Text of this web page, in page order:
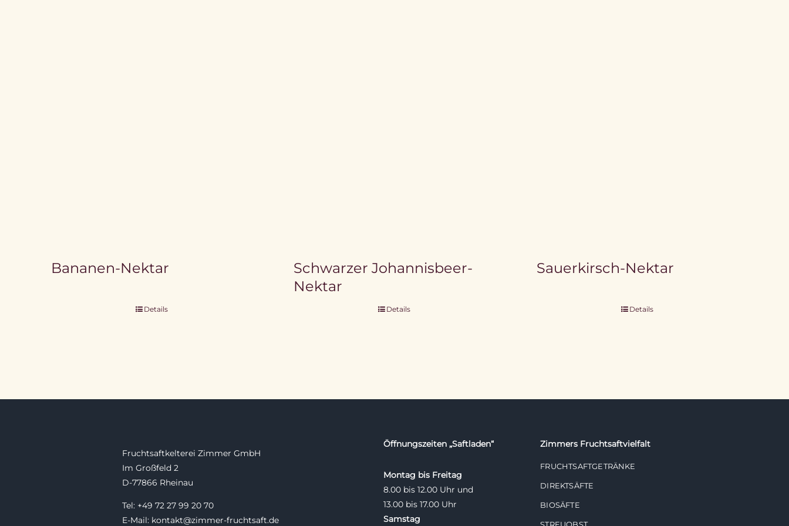
Bananen-Nektar
Details
Schwarzer Johannisbeer-
Nektar
Details
Sauerkirsch-Nektar
Details
Fruchtsaftkelterei Zimmer GmbH
Im Großfeld 2
D-77866 Rheinau
Tel: +49 72 27 99 20 70
E-Mail: kontakt@zimmer-fruchtsaft.de
Öffnungszeiten „Saftladen“
Montag bis Freitag
8.00 bis 12.00 Uhr und
13.00 bis 17.00 Uhr
Samstag
Zimmers Fruchtsaftvielfalt
FRUCHTSAFTGETRÄNKE
DIREKTSÄFTE
BIOSÄFTE